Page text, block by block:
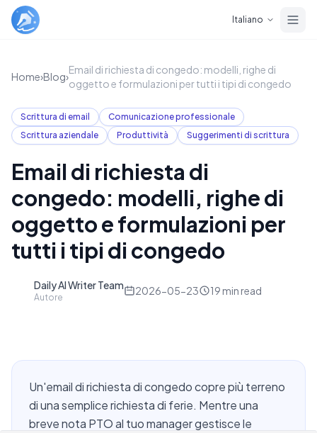
Italiano
Home›Blog›
Email di richiesta di congedo: modelli, righe di
oggetto e formulazioni per tutti i tipi di congedo
Scrittura di email
Comunicazione professionale
Scrittura aziendale
Produttività Suggerimenti di scrittura
Email di richiesta di
congedo: modelli, righe di
oggetto e formulazioni per
tutti i tipi di congedo
Daily AI Writer Team
Autore
2026-05-23 19 min read
Un'email di richiesta di congedo copre più terreno
di una semplice richiesta di ferie. Mentre una
breve nota PTO al tuo manager gestisce le